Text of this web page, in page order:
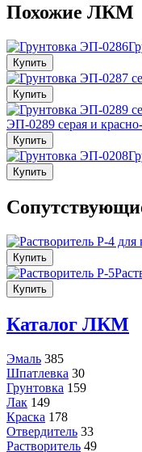
Похожие ЛКМ
Купить
Купить
ЭП-0289 серая и
Купить
Купить
Купить
Купить
Каталог ЛКМ
Эмаль 385
Шпатлевка 30
Грунтовка 159
Лак 149
Краска 178
Отвердитель 33
Растворитель 49